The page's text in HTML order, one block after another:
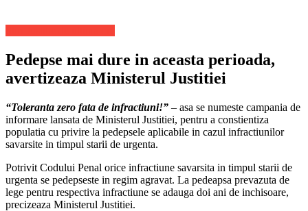
Pedepse mai dure in aceasta perioada,
avertizeaza Ministerul Justitiei
“Toleranta zero fata de infractiuni!” – asa se numeste campania de
informare lansata de Ministerul Justitiei, pentru a constientiza
populatia cu privire la pedepsele aplicabile in cazul infractiunilor
savarsite in timpul starii de urgenta.
Potrivit Codului Penal orice infractiune savarsita in timpul starii de
urgenta se pedepseste in regim agravat. La pedeapsa prevazuta de
lege pentru respectiva infractiune se adauga doi ani de inchisoare,
precizeaza Ministerul Justitiei.